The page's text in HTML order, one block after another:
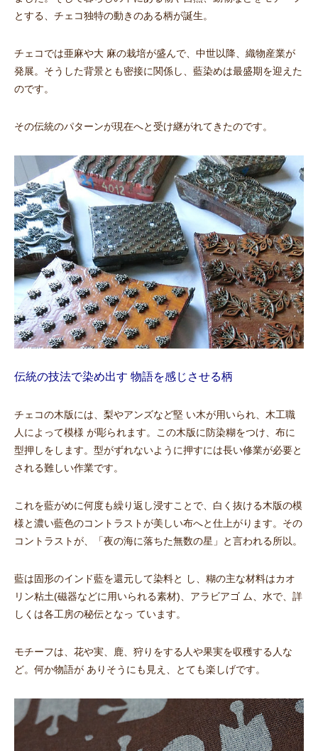
とする、チェコ独特の動きのある柄が誕生。
チェコでは亜麻や大 麻の栽培が盛んで、中世以降、織物産業が
発展。そうした背景とも密接に関係し、藍染めは最盛期を迎えた
のです。
その伝統のパターンが現在へと受け継がれてきたのです。
伝統の技法で染め出す 物語を感じさせる柄
チェコの木版には、梨やアンズなど堅 い木が用いられ、木工職
人によって模様 が彫られます。この木版に防染糊をつけ、布に
型押しをします。型がずれないように押すには長い修業が必要と
される難しい作業です。
これを藍がめに何度も繰り返し浸すことで、白く抜ける木版の模
様と濃い藍色のコントラストが美しい布へと仕上がります。その
コントラストが、「夜の海に落ちた無数の星」と言われる所以。
藍は固形のインド藍を還元して染料と し、糊の主な材料はカオ
リン粘土(磁器などに用いられる素材)、アラビアゴ ム、水で、詳
しくは各工房の秘伝となっ ています。
モチーフは、花や実、鹿、狩りをする人や果実を収穫する人な
ど。何か物語が ありそうにも見え、とても楽しげです。